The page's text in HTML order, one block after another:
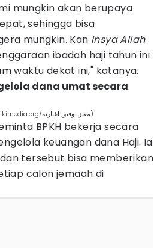
mungkin akan berupaya
sehingga bisa
mungkin. Kan Insya Allah
ibadah haji tahun ini
waktu dekat ini," katanya.
dana umat secara
Maqam Ibrahim (commons.wikimedia.org/معتز توفيق اغبارية)
BPKH bekerja secara
keuangan dana Haji. Ia
tersebut bisa memberikan
calon jemaah di